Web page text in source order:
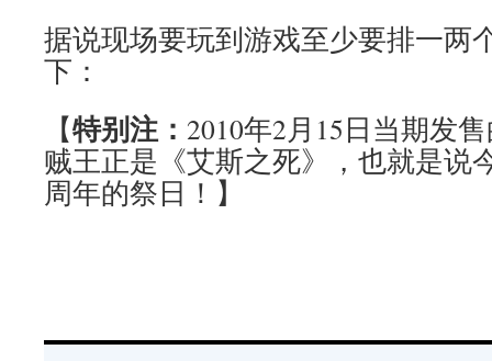
据说现场要玩到游戏至少要排一两
下：
【特别注： 2010年2月15日当期发
贼王正是《艾斯之死》，也就是说
周年的祭日！】